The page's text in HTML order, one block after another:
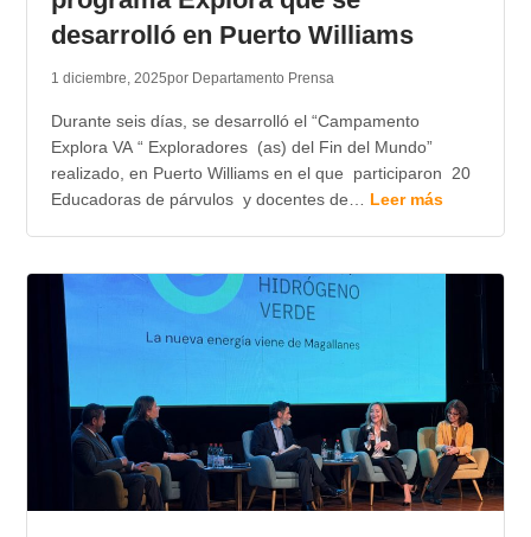
desarrolló en Puerto Williams
1 diciembre, 2025por Departamento Prensa
Durante seis días, se desarrolló el “Campamento
Explora VA “ Exploradores (as) del Fin del Mundo”
realizado, en Puerto Williams en el que participaron 20
Educadoras de párvulos y docentes de… Leer más